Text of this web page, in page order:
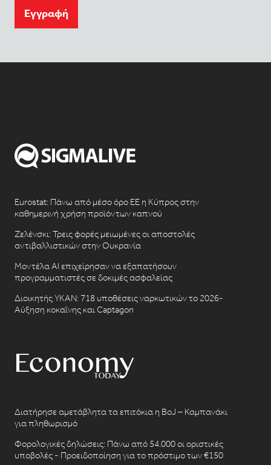
Eγγραφή
Eurostat: Πάνω από μέσο όρο ΕΕ η Κύπρος στην
καθημερινή χρήση προϊόντων καπνού
Ζελένσκι: Τρεις φορές μειωμένες οι αποστολές
αντιβαλλιστικών στην Ουκρανία
Μοντέλα AI επιχείρησαν να εξαπατήσουν
προγραμματιστές σε δοκιμές ασφαλείας
Διοικητής ΥΚΑΝ: 718 υποθέσεις ναρκωτικών το 2026-
Αύξηση κοκαΐνης και Captagon
Διατήρησε αμετάβλητα τα επιτόκια η BoJ – Καμπανάκι
για πληθωρισμό
Φορολογικές δηλώσεις: Πάνω από 54.000 οι οριστικές
υποβολές - Προειδοποίηση για το πρόστιμο των €150